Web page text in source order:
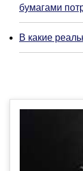
бумагами
В какие